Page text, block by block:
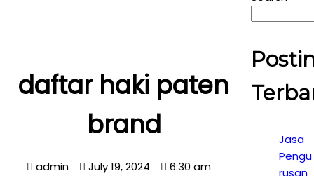
daftar haki paten
brand
admin July 19, 2024 6:30 am
Jasa
Pengu
rusan